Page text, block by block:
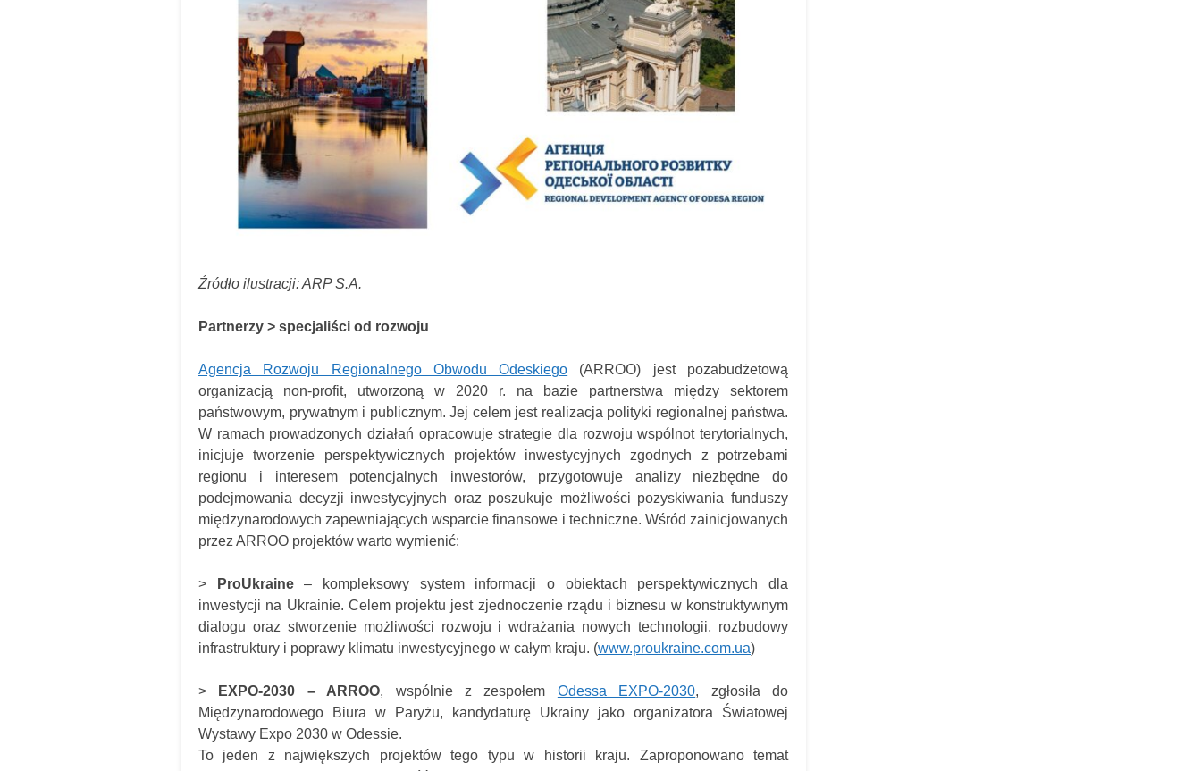
Źródło ilustracji: ARP S.A.
Partnerzy > specjaliści od rozwoju
Agencja Rozwoju Regionalnego Obwodu Odeskiego
(ARROO) jest pozabudżetową
organizacją non-profit, utworzoną w 2020 r. na bazie partnerstwa między sektorem
państwowym, prywatnym i publicznym. Jej celem jest realizacja polityki regionalnej państwa.
W ramach prowadzonych działań opracowuje strategie dla rozwoju wspólnot terytorialnych,
inicjuje tworzenie perspektywicznych projektów inwestycyjnych zgodnych z potrzebami
regionu i interesem potencjalnych inwestorów, przygotowuje analizy niezbędne do
podejmowania decyzji inwestycyjnych oraz poszukuje możliwości pozyskiwania funduszy
międzynarodowych zapewniających wsparcie finansowe i techniczne. Wśród zainicjowanych
przez ARROO projektów warto wymienić:
> ProUkraine– kompleksowy system informacji o obiektach perspektywicznych dla
inwestycji na Ukrainie. Celem projektu jest zjednoczenie rządu i biznesu w konstruktywnym
dialogu oraz stworzenie możliwości rozwoju i wdrażania nowych technologii, rozbudowy
infrastruktury i poprawy klimatu inwestycyjnego w całym kraju. (www.proukraine.com.ua)
> EXPO-2030 – ARROO, wspólnie z zespołem Odessa EXPO-2030, zgłosiła do
Międzynarodowego Biura w Paryżu, kandydaturę Ukrainy jako organizatora Światowej
Wystawy Expo 2030 w Odessie.
To jeden z największych projektów tego typu w historii kraju. Zaproponowano temat